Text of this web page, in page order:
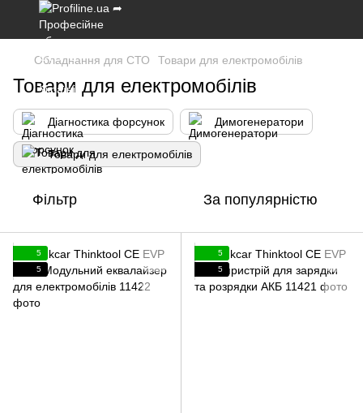
Обладнання для СТО Товари для електромобілів
Товари для електромобілів
Діагностика форсунок Димогенератори
Товари для електромобілів
Фільтр За популярністю
5
5
5
5